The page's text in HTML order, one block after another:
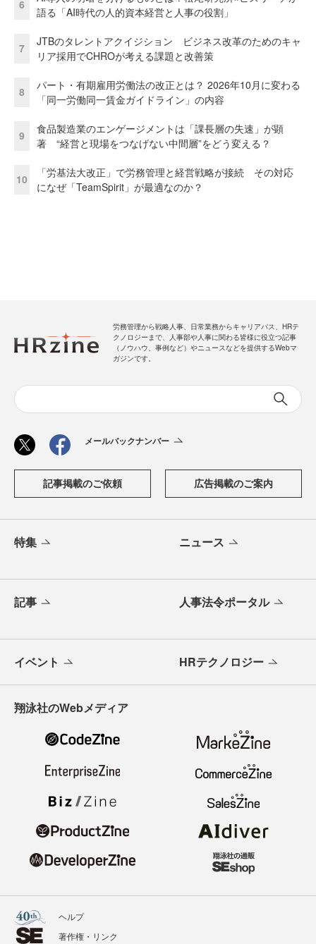
6
語る「AI時代の人的資本経営と人事の役割」
7
JTBのタレントアクイジション ビジネス改革のためのキャ
リア採用でCHROが考える課題と改善策
8
パート・有期雇用労働法の改正とは？ 2026年10月に変わる
「同一労働同一賃金ガイドライン」の内容
9
食品製造業のエンゲージメントは「課長層の失速」が顕
著 “経営と現場をつなげない中間層”をどう変える？
10
「労基法大改正」で労務管理と経営戦略が接続 その対応
になぜ「TeamSpirit」が最適なのか？
労務管理から戦略人事、日常業務からキャリアパス、HRテ
クノロジーまで、人事部や人事に関わる皆様に役立つ記事
（ノウハウ、事例など）やニュースなどを提供するWebマ
ガジンです。
メールバックナンバー
記事掲載のご依頼 広告掲載のご案内
特集 ニュース
記事 人事法令ポータル
イベント HRテクノロジー
翔泳社のWebメディア
ヘルプ
著作権・リンク